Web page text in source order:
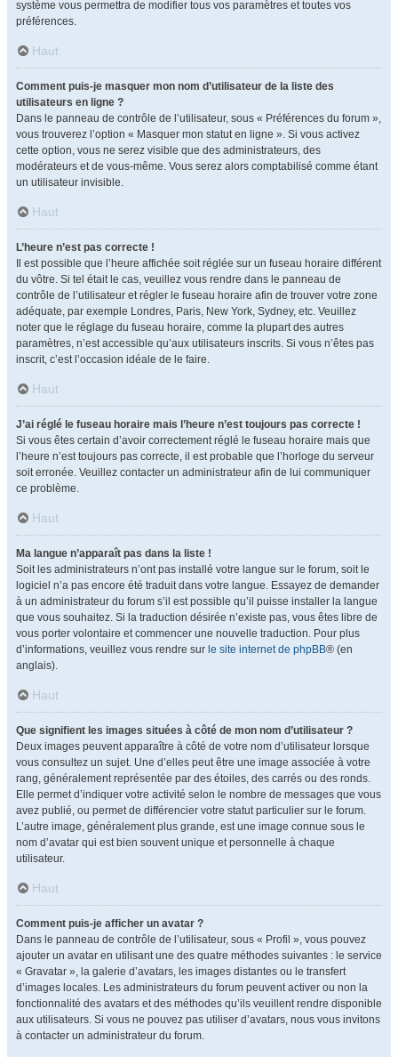
système vous permettra de modifier tous vos paramètres et toutes vos
préférences.
Haut
Comment puis-je masquer mon nom d’utilisateur de la liste des
utilisateurs en ligne ?
Dans le panneau de contrôle de l’utilisateur, sous « Préférences du forum »,
vous trouverez l’option « Masquer mon statut en ligne ». Si vous activez
cette option, vous ne serez visible que des administrateurs, des
modérateurs et de vous-même. Vous serez alors comptabilisé comme étant
un utilisateur invisible.
Haut
L’heure n’est pas correcte !
Il est possible que l’heure affichée soit réglée sur un fuseau horaire différent
du vôtre. Si tel était le cas, veuillez vous rendre dans le panneau de
contrôle de l’utilisateur et régler le fuseau horaire afin de trouver votre zone
adéquate, par exemple Londres, Paris, New York, Sydney, etc. Veuillez
noter que le réglage du fuseau horaire, comme la plupart des autres
paramètres, n’est accessible qu’aux utilisateurs inscrits. Si vous n’êtes pas
inscrit, c’est l’occasion idéale de le faire.
Haut
J’ai réglé le fuseau horaire mais l’heure n’est toujours pas correcte !
Si vous êtes certain d’avoir correctement réglé le fuseau horaire mais que
l’heure n’est toujours pas correcte, il est probable que l’horloge du serveur
soit erronée. Veuillez contacter un administrateur afin de lui communiquer
ce problème.
Haut
Ma langue n’apparaît pas dans la liste !
Soit les administrateurs n’ont pas installé votre langue sur le forum, soit le
logiciel n’a pas encore été traduit dans votre langue. Essayez de demander
à un administrateur du forum s’il est possible qu’il puisse installer la langue
que vous souhaitez. Si la traduction désirée n’existe pas, vous êtes libre de
vous porter volontaire et commencer une nouvelle traduction. Pour plus
d’informations, veuillez vous rendre sur le site internet de phpBB® (en
anglais).
Haut
Que signifient les images situées à côté de mon nom d’utilisateur ?
Deux images peuvent apparaître à côté de votre nom d’utilisateur lorsque
vous consultez un sujet. Une d’elles peut être une image associée à votre
rang, généralement représentée par des étoiles, des carrés ou des ronds.
Elle permet d’indiquer votre activité selon le nombre de messages que vous
avez publié, ou permet de différencier votre statut particulier sur le forum.
L’autre image, généralement plus grande, est une image connue sous le
nom d’avatar qui est bien souvent unique et personnelle à chaque
utilisateur.
Haut
Comment puis-je afficher un avatar ?
Dans le panneau de contrôle de l’utilisateur, sous « Profil », vous pouvez
ajouter un avatar en utilisant une des quatre méthodes suivantes : le service
« Gravatar », la galerie d’avatars, les images distantes ou le transfert
d’images locales. Les administrateurs du forum peuvent activer ou non la
fonctionnalité des avatars et des méthodes qu’ils veuillent rendre disponible
aux utilisateurs. Si vous ne pouvez pas utiliser d’avatars, nous vous invitons
à contacter un administrateur du forum.